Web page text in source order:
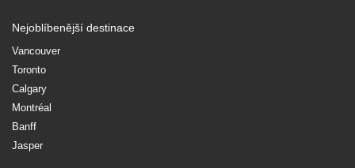
Nejoblíbenější destinace
Vancouver
Toronto
Calgary
Montréal
Banff
Jasper